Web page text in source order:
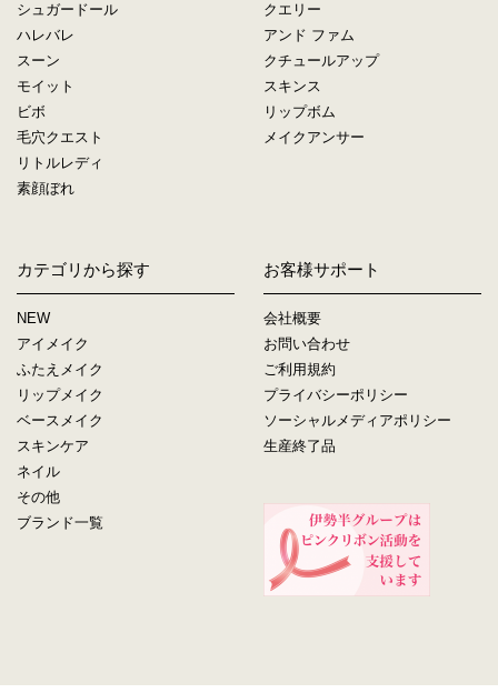
シュガードール
ハレバレ
スーン
モイット
ビボ
毛穴クエスト
リトルレディ
素顔ぼれ
クエリー
アンド ファム
クチュールアップ
スキンス
リップボム
メイクアンサー
カテゴリから探す
NEW
アイメイク
ふたえメイク
リップメイク
ベースメイク
スキンケア
ネイル
その他
ブランド一覧
お客様サポート
会社概要
お問い合わせ
ご利用規約
プライバシーポリシー
ソーシャルメディアポリシー
生産終了品